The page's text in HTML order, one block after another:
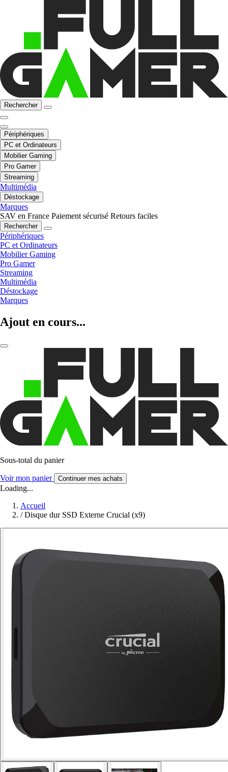
Rechercher
Périphériques
PC et Ordinateurs
Mobilier Gaming
Pro Gamer
Streaming
Multimédia
Déstockage
Marques
SAV en France Paiement sécurisé Retours faciles
Rechercher
Périphériques
PC et Ordinateurs
Mobilier Gaming
Pro Gamer
Streaming
Multimédia
Déstockage
Marques
Ajout en cours...
Sous-total du panier
Voir mon panier Continuer mes achats
Loading...
Accueil
/ Disque dur SSD Externe Crucial (x9)